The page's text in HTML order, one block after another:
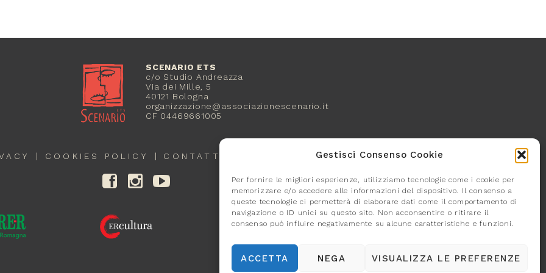
Gestisci Consenso Cookie
Per fornire le migliori esperienze, utilizziamo tecnologie come i cookie per
memorizzare e/o accedere alle informazioni del dispositivo. Il consenso a
queste tecnologie ci permetterà di elaborare dati come il comportamento di
navigazione o ID unici su questo sito. Non acconsentire o ritirare il
consenso può influire negativamente su alcune caratteristiche e funzioni.
ACCETTA NEGA VISUALIZZA LE PREFERENZE
SCENARIO ETS
c/o Studio Andreazza
Via dei Mille, 5
40121 Bologna
organizzazione@associazionescenario.it
CF 04469661005
COOKIES POLICY CONTATTI